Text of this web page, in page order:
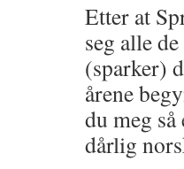
Etter at
seg alle
(sparker)
årene
du meg
dårlig